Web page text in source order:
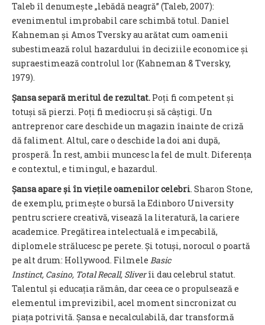
Taleb îl denumește „lebădă neagră” (Taleb, 2007):
evenimentul improbabil care schimbă totul. Daniel
Kahneman și Amos Tversky au arătat cum oamenii
subestimează rolul hazardului în deciziile economice și
supraestimează controlul lor (Kahneman & Tversky,
1979).
Șansa separă meritul de rezultat. Poți fi competent și
totuși să pierzi. Poți fi mediocru și să câștigi. Un
antreprenor care deschide un magazin înainte de criză
dă faliment. Altul, care o deschide la doi ani după,
prosperă. În rest, ambii muncesc la fel de mult. Diferența
e contextul, e timingul, e hazardul.
Șansa apare și în viețile oamenilor celebri. Sharon Stone,
de exemplu, primește o bursă la Edinboro University
pentru scriere creativă, visează la literatură, la cariere
academice. Pregătirea intelectuală e impecabilă,
diplomele strălucesc pe perete. Și totuși, norocul o poartă
pe alt drum: Hollywood. Filmele Basic
Instinct, Casino, Total Recall, Sliverîi dau celebrul statut.
Talentul și educația rămân, dar ceea ce o propulsează e
elementul imprevizibil, acel moment sincronizat cu
piața potrivită. Șansa e necalculabilă, dar transformă